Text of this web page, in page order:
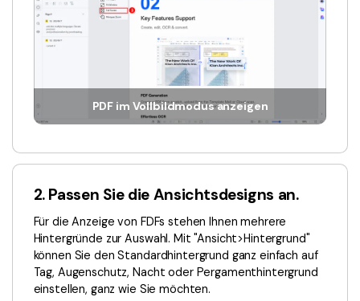
PDF Stapelbearbeiten
PDF OCR
PDF-Daten extrahieren
PDF freigeben
Bildung
IT-Dienstleistung
Rechtliches
Gesundheitswesen
Technische Daten
Kontakt zum Support
Benutzerhandbuch
PDFelement für Mac
PDFelement für iOS
PDFelement für Android
Mehr erfahren
Bewertungen
PDF im Vollbildmodus anzeigen
2. Passen Sie die Ansichtsdesigns an.
Für die Anzeige von FDFs stehen Ihnen mehrere
Hintergründe zur Auswahl. Mit "Ansicht>Hintergrund"
können Sie den Standardhintergrund ganz einfach auf
Tag, Augenschutz, Nacht oder Pergamenthintergrund
einstellen, ganz wie Sie möchten.